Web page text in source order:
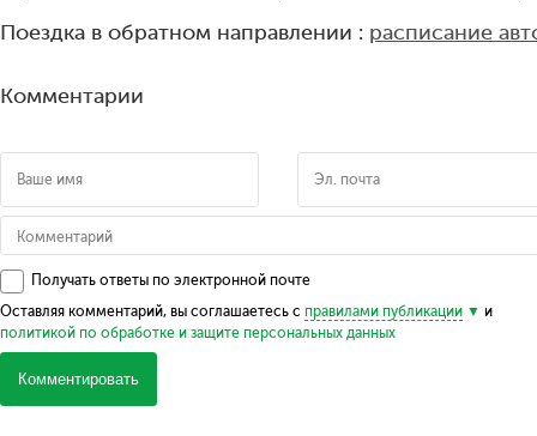
Поездка в обратном направлении : расписание
Комментарии
Получать ответы по электронной почте
Оставляя комментарий, вы соглашаетесь с правилами публикации
и
политикой по обработке и защите персональных данных
Комментировать